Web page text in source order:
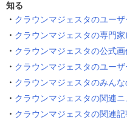
知る
クラウンマジェスタのユー
クラウンマジェスタの専門
クラウンマジェスタの公式画
クラウンマジェスタのユー
クラウンマジェスタのみん
クラウンマジェスタの関連
クラウンマジェスタの関連記